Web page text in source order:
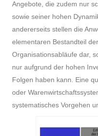
Angebote, die zudem nur
sowie seiner hohen
andererseits stellen die
elementaren Bestandteil
Organisationsabläufe dar,
nur aufgrund der hohen
Folgen haben kann. Eine
oder
systematisches Vorgehen